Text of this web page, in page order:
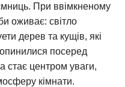
При ввімкненому
оживає: світло
дерев та кущів, які
посеред
стає центром уваги,
кімнати.